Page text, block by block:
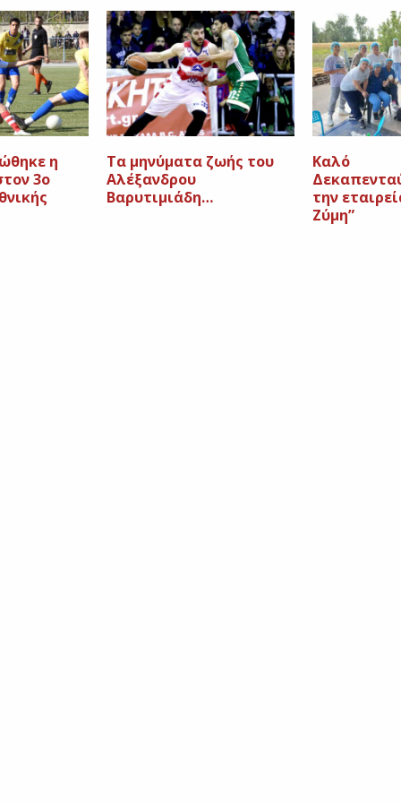
η
3ο
Τα μηνύματα ζωής του
Αλέξανδρου
Βαρυτιμιάδη…
Καλό
την
Ζύμη”